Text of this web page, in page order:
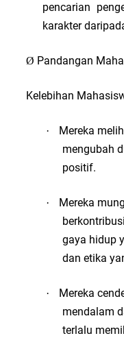
pencarian
karakter
Ø Pandangan
Kelebihan
·
Mereka
mengubah
positif.
·
Mereka
gaya hidup
dan etika
·
Mereka
mendalam
terlalu